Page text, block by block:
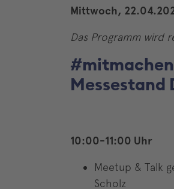
Mittwoch,
Das Programm wird
Messestand
10:00-11:00 Uhr
Meetup & Talk
Scholz